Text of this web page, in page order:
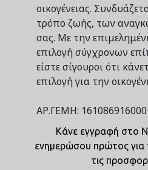
οικογένειας.
τρόπο ζωής, των
σας. Με την
επιλογή σύγχρονων
είστε σίγουροι ότι
επιλογή για την
ΑΡ.ΓΕΜΗ: 161086916000
Κάνε εγγραφή στο
ενημερώσου πρώτος για
τις